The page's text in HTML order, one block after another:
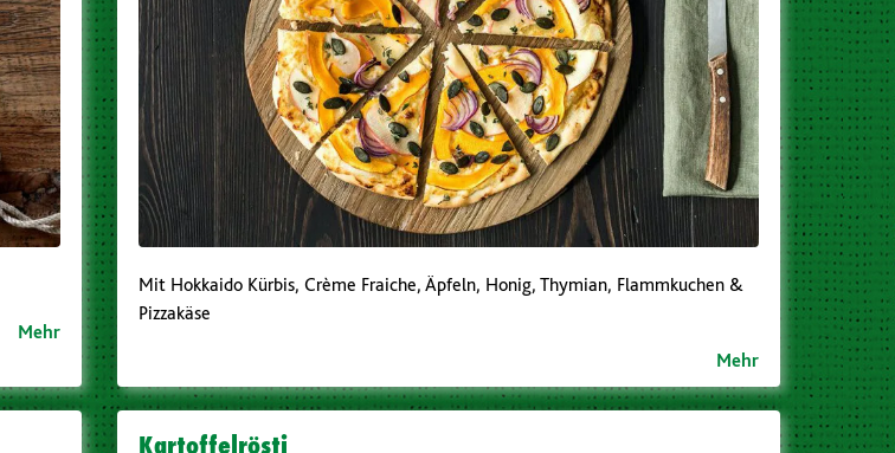
Mehr
Mit Hokkaido Kürbis, Crème Fraiche, Äpfeln, Honig, Thymian, Flammkuchen &
Pizzakäse
Mehr
Kartoffelrösti